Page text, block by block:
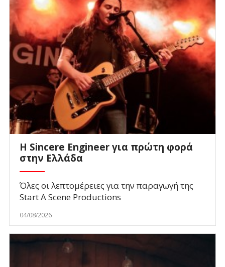
Η Sincere Engineer για πρώτη φορά
στην Ελλάδα
Όλες οι λεπτομέρειες για την παραγωγή της
Start A Scene Productions
04/08/2026